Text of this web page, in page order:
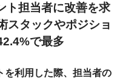
ト担当者に改善を求
スタックやポジショ
で最多
を利用した際、担当者の